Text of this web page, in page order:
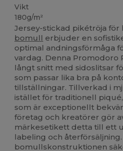
Vikt
180g/m²
Jersey-stickad pikétröja för
bomull erbjuder en
optimal andningsförmåga
vardag. Denna Promodoro
långt snitt med sidoslitsar
som passar lika bra på
tillställningar. Tillverkad i
istället för traditionell
som är exceptionellt
företag och kreatörer gör
märkesetikett detta till ett
labeling och
bomullskonstruktionen